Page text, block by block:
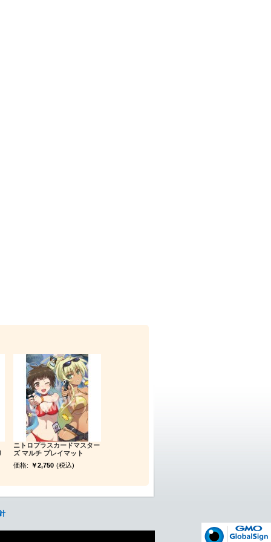
ニトロプラスカードマスター
ズ マルチ プレイマット
価格: ￥2,750 (税込)